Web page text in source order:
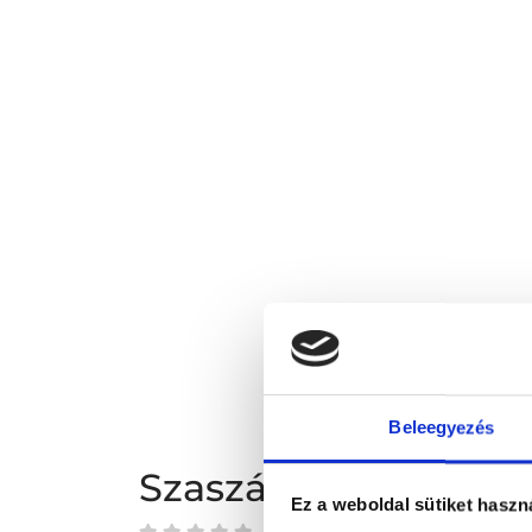
Beleegyezés
Ez a weboldal sütiket
Szaszákné Tőrös